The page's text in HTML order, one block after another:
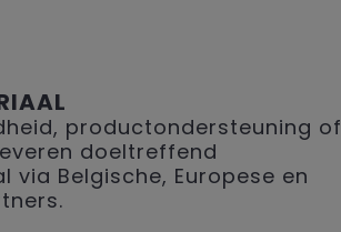
productondersteuning of
doeltreffend
Belgische, Europese en